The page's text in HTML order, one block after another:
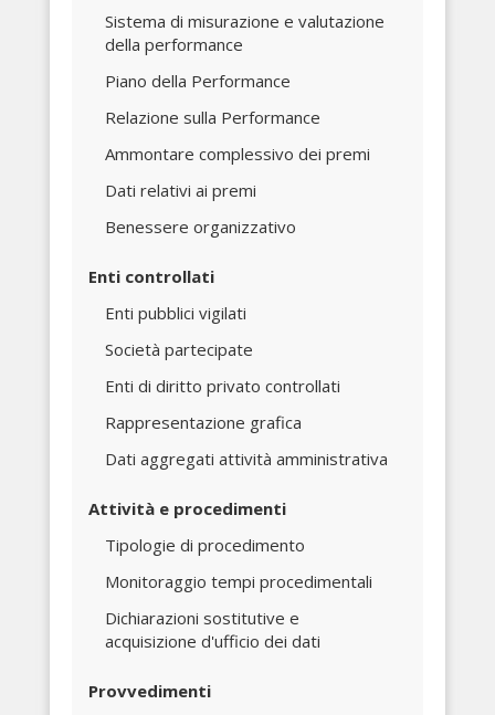
Sistema di misurazione e valutazione
della performance
Piano della Performance
Relazione sulla Performance
Ammontare complessivo dei premi
Dati relativi ai premi
Benessere organizzativo
Enti controllati
Enti pubblici vigilati
Società partecipate
Enti di diritto privato controllati
Rappresentazione grafica
Dati aggregati attività amministrativa
Attività e procedimenti
Tipologie di procedimento
Monitoraggio tempi procedimentali
Dichiarazioni sostitutive e
acquisizione d'ufficio dei dati
Provvedimenti